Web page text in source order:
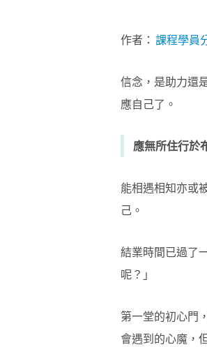
作者： 課程學員
信念，是助力還
應自己了。
應無所住行於
能相遇相知亦或
己。
結業時間已過了
呢？」
第一堂的初心門
會遇到的心魔，